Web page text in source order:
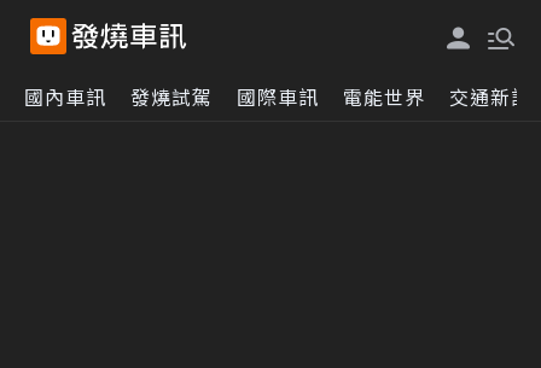
國內車訊 發燒試駕 國際車訊 電能世界 交通新訊